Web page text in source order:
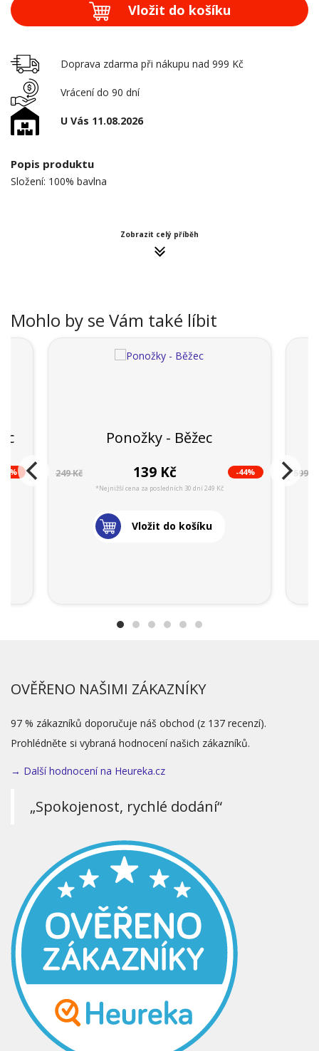
Vložit do košíku
Doprava zdarma při nákupu nad 999 Kč
Vrácení do 90 dní
U Vás 11.08.2026
Popis produktu
Složení: 100% bavlna
Zobrazit celý příběh
Mohlo by se Vám také líbit
Ponožky - Běžec
249 Kč 139 Kč -44%
*Nejnižší cena za posledních 30 dní 249 Kč
Vložit do košíku
599
OVĚŘENO NAŠIMI ZÁKAZNÍKY
97 % zákazníků doporučuje náš obchod (z 137 recenzí).
Prohlédněte si vybraná hodnocení našich zákazníků.
→ Další hodnocení na Heureka.cz
„Spokojenost, rychlé dodání“